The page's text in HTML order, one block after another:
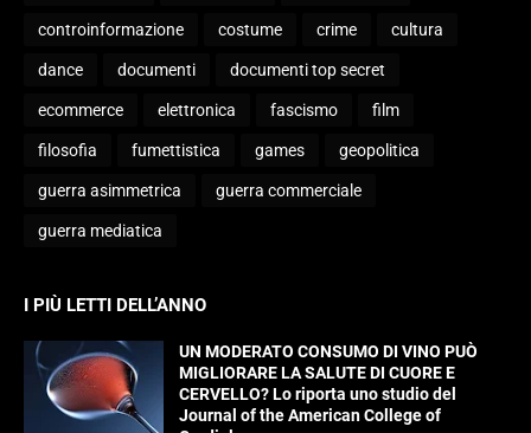
controinformazione costume crime cultura
dance documenti documenti top secret
ecommerce elettronica fascismo film
filosofia fumettistica games geopolitica
guerra asimmetrica guerra commerciale
guerra mediatica
I PIÙ LETTI DELL’ANNO
UN MODERATO CONSUMO DI VINO PUÒ
MIGLIORARE LA SALUTE DI CUORE E
CERVELLO? Lo riporta uno studio del
Journal of the American College of